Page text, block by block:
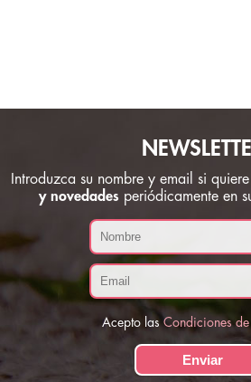
Introduzca su nombre y email si
y novedades periódicamente en
Acepto las Condiciones de